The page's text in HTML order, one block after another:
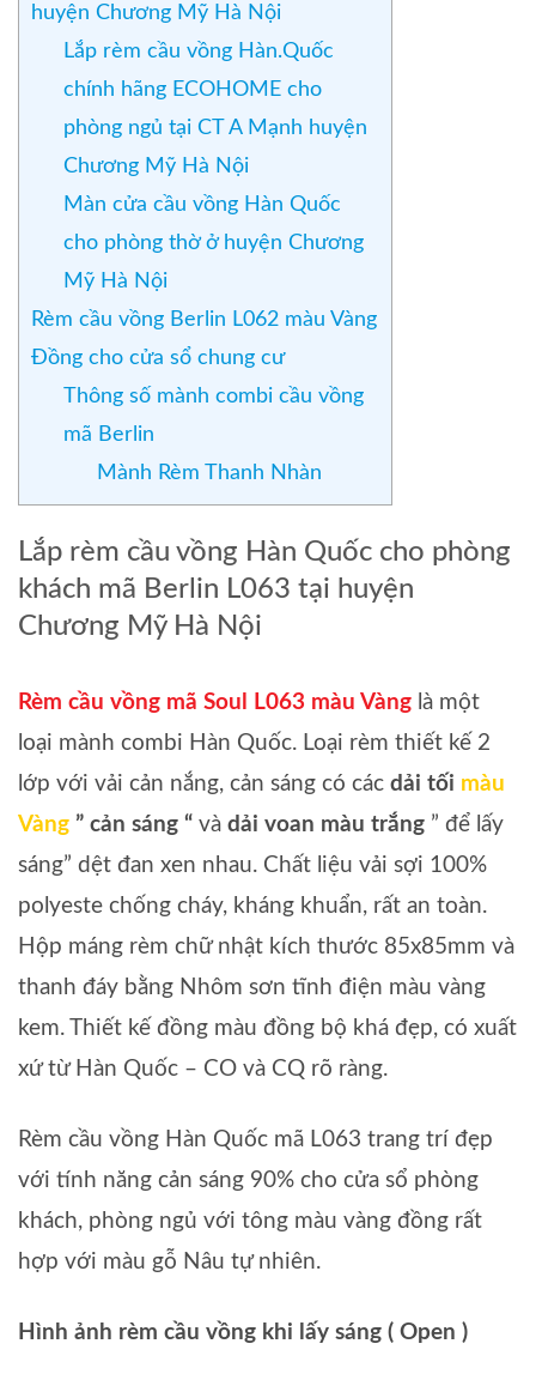
huyện Chương Mỹ Hà Nội
Lắp rèm cầu vồng Hàn.Quốc
chính hãng ECOHOME cho
phòng ngủ tại CT A Mạnh huyện
Chương Mỹ Hà Nội
Màn cửa cầu vồng Hàn Quốc
cho phòng thờ ở huyện Chương
Mỹ Hà Nội
Rèm cầu vồng Berlin L062 màu Vàng
Đồng cho cửa sổ chung cư
Thông số mành combi cầu vồng
mã Berlin
Mành Rèm Thanh Nhàn
Lắp rèm cầu vồng Hàn Quốc cho phòng
khách mã Berlin L063 tại huyện
Chương Mỹ Hà Nội
Rèm cầu vồng mã Soul L063 màu Vàng là một
loại mành combi Hàn Quốc. Loại rèm thiết kế 2
lớp với vải cản nắng, cản sáng có các dải tối màu
Vàng ” cản sáng “ và dải voan màu trắng ” để lấy
sáng” dệt đan xen nhau. Chất liệu vải sợi 100%
polyeste chống cháy, kháng khuẩn, rất an toàn.
Hộp máng rèm chữ nhật kích thước 85x85mm và
thanh đáy bằng Nhôm sơn tĩnh điện màu vàng
kem. Thiết kế đồng màu đồng bộ khá đẹp, có xuất
xứ từ Hàn Quốc – CO và CQ rõ ràng.
Rèm cầu vồng Hàn Quốc mã L063 trang trí đẹp
với tính năng cản sáng 90% cho cửa sổ phòng
khách, phòng ngủ với tông màu vàng đồng rất
hợp với màu gỗ Nâu tự nhiên.
Hình ảnh rèm cầu vồng khi lấy sáng ( Open )